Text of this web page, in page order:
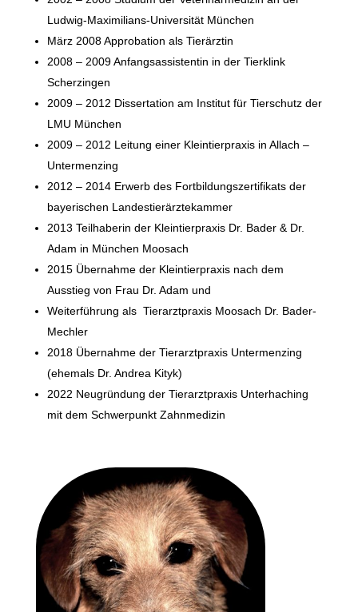
Ludwig-Maximilians-Universität München
März 2008 Approbation als Tierärztin
2008 – 2009 Anfangsassistentin in der Tierklink
Scherzingen
2009 – 2012 Dissertation am Institut für Tierschutz der
LMU München
2009 – 2012 Leitung einer Kleintierpraxis in Allach –
Untermenzing
2012 – 2014 Erwerb des Fortbildungszertifikats der
bayerischen Landestierärztekammer
2013 Teilhaberin der Kleintierpraxis Dr. Bader & Dr.
Adam in München Moosach
2015 Übernahme der Kleintierpraxis nach dem
Ausstieg von Frau Dr. Adam und
Weiterführung als Tierarztpraxis Moosach Dr. Bader-
Mechler
2018 Übernahme der Tierarztpraxis Untermenzing
(ehemals Dr. Andrea Kityk)
2022 Neugründung der Tierarztpraxis Unterhaching
mit dem Schwerpunkt Zahnmedizin